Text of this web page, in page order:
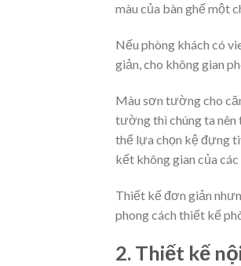
màu của bàn ghế một
Nếu phòng khách có
giản, cho không gian
Màu sơn tường cho
tường thì chúng ta nên
thể lựa chọn kệ đựng
kết không gian của
Thiết kế đơn giản
phong cách thiết kế
2. Thiết kế